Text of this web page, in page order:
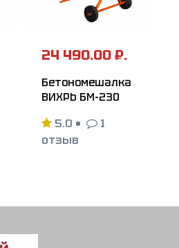
24 490.00 ₽.
Бетономешалка
ВИХРЬ БМ-230
5.0 •
1
отзыв